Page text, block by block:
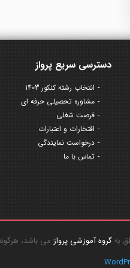
دسترسی سریع پرواز
انتخاب رشته کنکور 1403
مشاوره تحصیلی حرفه ای
فرصت شغلی
افتخارات و اعتبارات
درخواست نمایندگی
تماس با ما
گروه آموزشی پروازمی باشد،